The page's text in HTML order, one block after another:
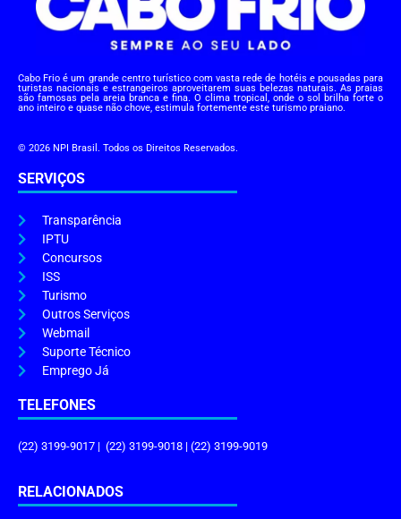
Cabo Frio é um grande centro turístico com vasta rede de hotéis e pousadas para
turistas nacionais e estrangeiros aproveitarem suas belezas naturais. As praias
são famosas pela areia branca e fina. O clima tropical, onde o sol brilha forte o
ano inteiro e quase não chove, estimula fortemente este turismo praiano.
© 2026 NPI Brasil. Todos os Direitos Reservados.
SERVIÇOS
Transparência
IPTU
Concursos
ISS
Turismo
Outros Serviços
Webmail
Suporte Técnico
Emprego Já
TELEFONES
(22) 3199-9017 | (22) 3199-9018 | (22) 3199-9019
RELACIONADOS